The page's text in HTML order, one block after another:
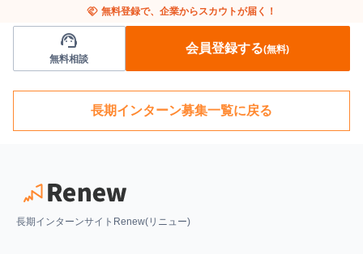
handshake 無料登録で、企業からスカウトが届く！
support_agent
無料相談
会員登録する(無料)
長期インターン募集一覧に戻る
長期インターンサイトRenew(リニュー)